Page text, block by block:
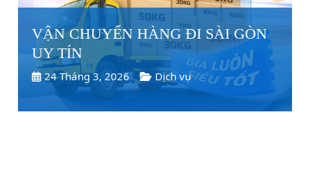
VẬN CHUYỂN HÀNG ĐI SÀI GÒN
UY TÍN
24 Tháng 3, 2026 Dịch vụ